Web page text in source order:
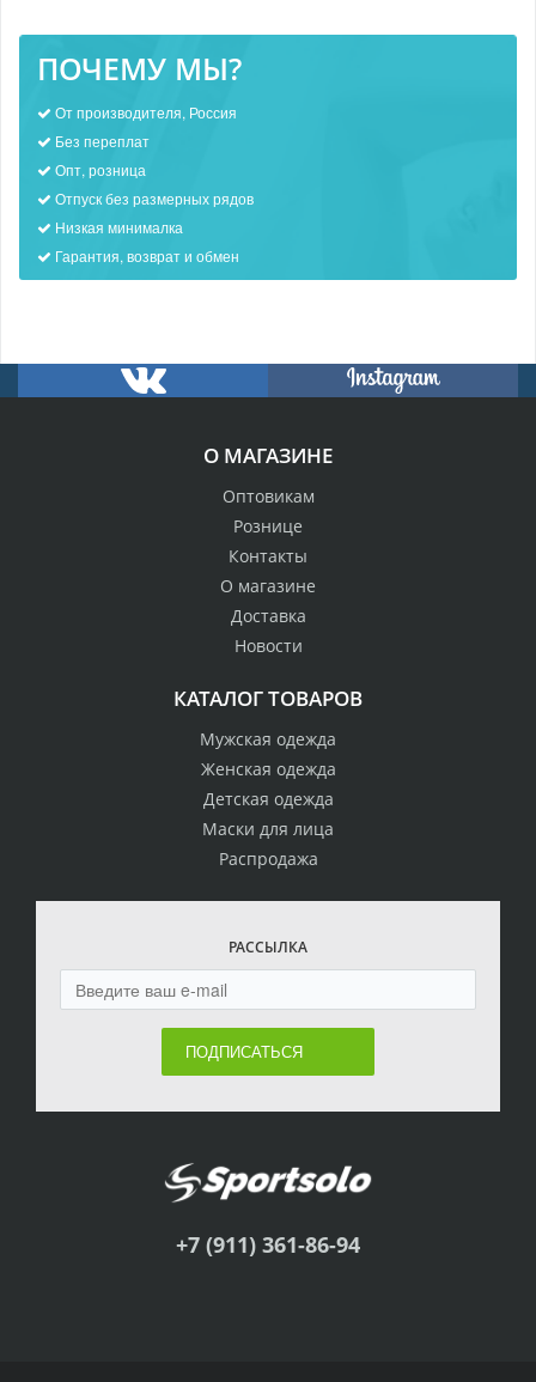
ПОЧЕМУ МЫ?
От производителя, Россия
Без переплат
Опт, розница
Отпуск без размерных рядов
Низкая минималка
Гарантия, возврат и обмен
О МАГАЗИНЕ
Оптовикам
Рознице
Контакты
О магазине
Доставка
Новости
КАТАЛОГ ТОВАРОВ
Мужская одежда
Женская одежда
Детская одежда
Маски для лица
Распродажа
РАССЫЛКА
ПОДПИСАТЬСЯ
+7 (911) 361-86-94